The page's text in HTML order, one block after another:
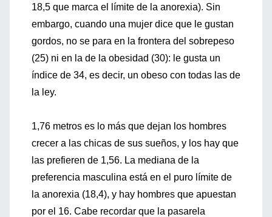
18,5 que marca el límite de la anorexia). Sin
embargo, cuando una mujer dice que le gustan
gordos, no se para en la frontera del sobrepeso
(25) ni en la de la obesidad (30): le gusta un
índice de 34, es decir, un obeso con todas las de
la ley.
1,76 metros es lo más que dejan los hombres
crecer a las chicas de sus sueños, y los hay que
las prefieren de 1,56. La mediana de la
preferencia masculina está en el puro límite de
la anorexia (18,4), y hay hombres que apuestan
por el 16. Cabe recordar que la pasarela